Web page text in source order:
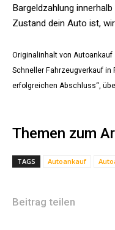
Bargeldzahlung
Zustand dein Auto ist,
Originalinhalt von
Schneller Fahrzeugverkauf in
erfolgreichen Abschluss“,
Themen zum
TAGS Autoankauf
Beitrag teilen